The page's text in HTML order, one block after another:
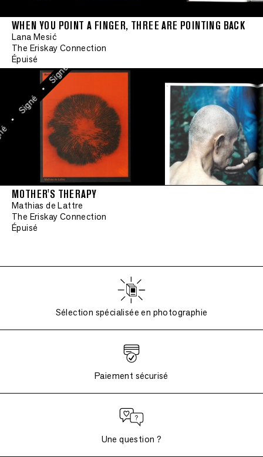
WHEN YOU POINT A FINGER, THREE ARE POINTING BACK
Lana Mesić
The Eriskay Connection
Épuisé
•
Signé
•
Signé
Signé
•
Signé
MOTHER'S THERAPY
Mathias de Lattre
The Eriskay Connection
Épuisé
Sélection spécialisée en photographie
Paiement sécurisé
Une question ?